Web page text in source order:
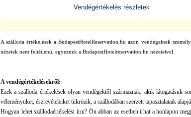
Vendégértékelés részletek
A szálloda értékelések a BudapestHotelReservation.hu azon vendégeinek
nézetek nem feltétlenül egyeznek a BudapestHotelreservation.hu nézeteivel.
A vendégértékelésekről:
Ezek a szálloda értékelések olyan vendégektől származnak, akik látogatásuk
véleményüket, észrevételeiket tükrözik, a szállodában szerzett tapasztalataik
Hogyan lehet szállodaértékelést írni? Ön abban az esetben írhat a honlapon